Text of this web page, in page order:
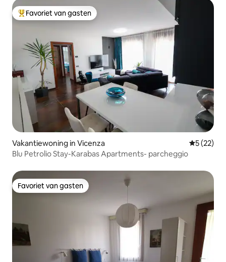
Topfavoriet van gasten
Favoriet van gasten
Vakantiewoning in Vicenza
5 (22)
Blu Petrolio Stay-Karabas Apartments- parcheggio
Favoriet van gasten
Favoriet van gasten